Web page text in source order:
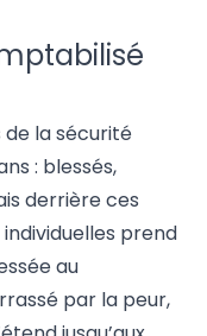
la sécurité
: blessés,
derrière ces
prend
au
par la peur,